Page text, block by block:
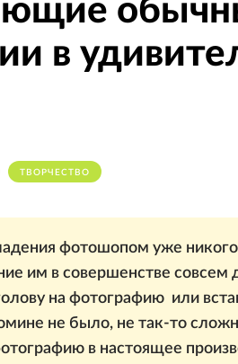
в
ТВОРЧЕСТВО
фотошопом уже никого
им в совершенстве совсем
на фотографию или
не было, не так-то
в настоящее